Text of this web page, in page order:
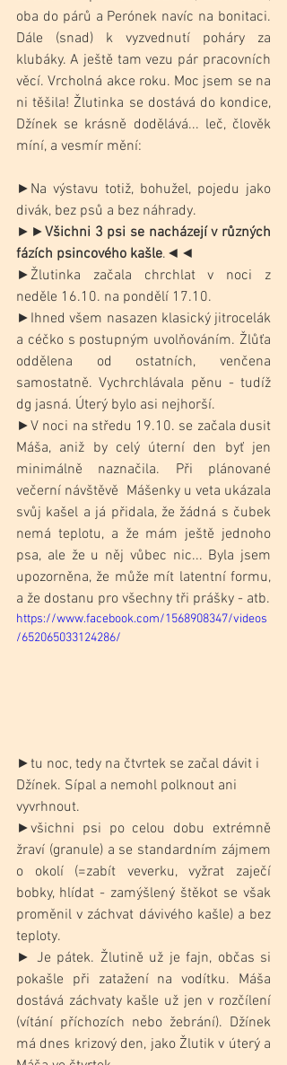
oba do párů a Perónek navíc na bonitaci.
Dále (snad) k vyzvednutí poháry za
klubáky. A ještě tam vezu pár pracovních
věcí. Vrcholná akce roku. Moc jsem se na
ni těšila! Žlutinka se dostává do kondice,
Džínek se krásně dodělává... leč, člověk
míní, a vesmír mění:
►Na výstavu totiž, bohužel, pojedu jako
divák, bez psů a bez náhrady.
►►Všichni 3 psi se nacházejí v různých
fázích psincového kašle.◄◄
►Žlutinka začala chrchlat v noci z
neděle 16.10. na pondělí 17.10.
►Ihned všem nasazen klasický jitrocelák
a céčko s postupným uvolňováním. Žlůťa
oddělena od ostatních, venčena
samostatně. Vychrchlávala pěnu - tudíž
dg jasná. Úterý bylo asi nejhorší.
►V noci na středu 19.10. se začala dusit
Máša, aniž by celý úterní den byť jen
minimálně naznačila. Při plánované
večerní návštěvě  Mášenky u veta ukázala
svůj kašel a já přidala, že žádná s čubek
nemá teplotu, a že mám ještě jednoho
psa, ale že u něj vůbec nic... Byla jsem
upozorněna, že může mít latentní formu,
a že dostanu pro všechny tři prášky - atb.
https://www.facebook.com/1568908347/videos
/652065033124286/
►tu noc, tedy na čtvrtek se začal dávit i
Džínek. Sípal a nemohl polknout ani
vyvrhnout.
►všichni psi po celou dobu extrémně
žraví (granule) a se standardním zájmem
o okolí (=zabít veverku, vyžrat zaječí
bobky, hlídat - zamýšlený štěkot se však
proměnil v záchvat dávivého kašle) a bez
teploty.
► Je pátek. Žlutině už je fajn, občas si
pokašle při zatažení na vodítku. Máša
dostává záchvaty kašle už jen v rozčílení
(vítání příchozích nebo žebrání). Džínek
má dnes krizový den, jako Žlutik v úterý a